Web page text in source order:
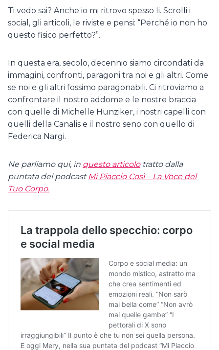
Ti vedo sai? Anche io mi ritrovo spesso li. Scrolli i
social, gli articoli, le riviste e pensi: “Perché io non ho
questo fisico perfetto?”.
In questa era, secolo, decennio siamo circondati da
immagini, confronti, paragoni tra noi e gli altri. Come
se noi e gli altri fossimo paragonabili. Ci ritroviamo a
confrontare il nostro addome e le nostre braccia
con quelle di Michelle Hunziker, i nostri capelli con
quelli della Canalis e il nostro seno con quello di
Federica Nargi.
Ne parliamo qui, in questo articolotratto dalla
puntata del podcast Mi Piaccio Così – La Voce del
Tuo Corpo.